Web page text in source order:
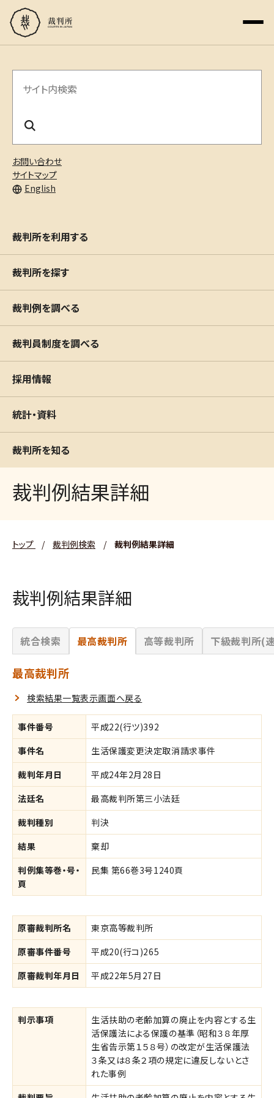
お問い合わせ
サイトマップ
English
サ
内
検
索
裁判所を利用する
裁判所を探す
裁判例を調べる
裁判員制度を調べる
採用情報
統計・資料
裁判所を知る
裁判例結果詳細
トップ / 裁判例検索 / 裁判例結果詳細
裁判例結果詳細
統合検索 最高裁判所 高等裁判所 下級裁判所(
最高裁判所
検索結果一覧表示画面へ戻る
事件番号
平成22(行ツ)392
事件名
生活保護変更決定取消請求事件
裁判年月日
平成24年2月28日
法廷名
最高裁判所第三小法廷
裁判種別
判決
結果
棄却
判例集等巻・号・
頁
民集 第66巻3号1240頁
原審裁判所名
東京高等裁判所
原審事件番号
平成20(行コ)265
原審裁判年月日
平成22年5月27日
判示事項
生活扶助の老齢加算の廃止を内容とする生
活保護法による保護の基準（昭和３８年厚
生省告示第１５８号）の改定が生活保護法
３条又は８条２項の規定に違反しないとさ
れた事例